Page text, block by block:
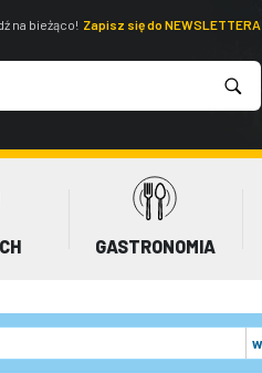
na bieżąco! Zapisz się do NEWSLETTERA
GASTRONOMIA